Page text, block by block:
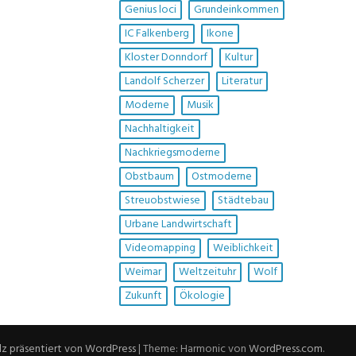
Genius loci
Grundeinkommen
IC Falkenberg
Ikone
Kloster Donndorf
Kultur
Landolf Scherzer
Literatur
Moderne
Musik
Nachhaltigkeit
Nachkriegsmoderne
Obstbaum
Ostmoderne
Streuobstwiese
Städtebau
Urbane Landwirtschaft
Videomapping
Weiblichkeit
Weimar
Weltzeituhr
Wolf
Zukunft
Ökologie
präsentiert von WordPress|Theme: Harmonic vonWordPress.com.